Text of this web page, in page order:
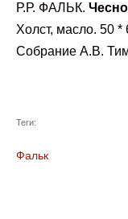
Р.Р. ФАЛЬК.
Холст, масло. 50 *
Собрание А.В.
Теги:
Фальк